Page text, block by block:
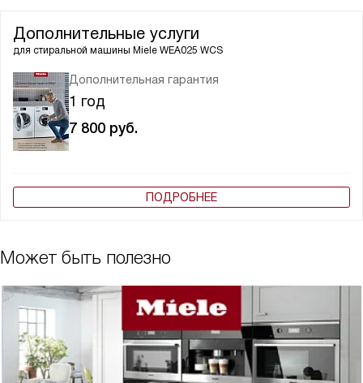
Дополнительные услуги
для стиральной машины Miele WEA025 WCS
Дополнительная гарантия
1 год
7 800 руб.
ПОДРОБНЕЕ
Может быть полезно